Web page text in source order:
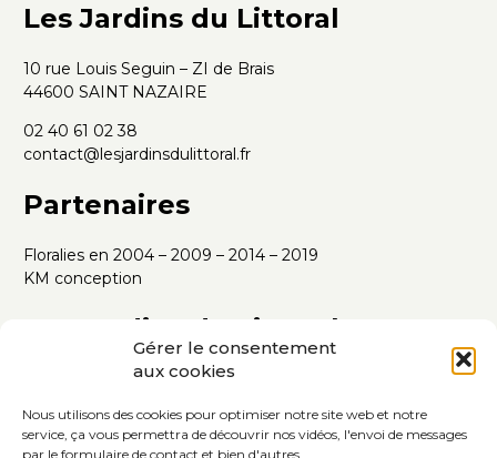
Gérer le consentement
aux cookies
Nous utilisons des cookies pour optimiser notre site web et notre
service, ça vous permettra de découvrir nos vidéos, l'envoi de messages
par le formulaire de contact et bien d'autres.
Les Jardins du Littoral
10 rue Louis Seguin – ZI de Brais
44600 SAINT NAZAIRE
02 40 61 02 38
contact@lesjardinsdulittoral.fr
Partenaires
Floralies en 2004 – 2009 – 2014 – 2019
KM conception
Les Jardins du Littoral